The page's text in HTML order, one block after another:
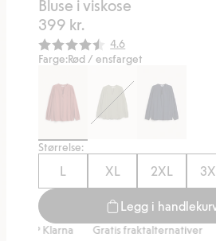
Bluse i viskose
399 kr.
4.6
Farge:Rød / ensfarget
Størrelse:
L XL 2XL
Legg i
Gratis fraktalternativer Enkel